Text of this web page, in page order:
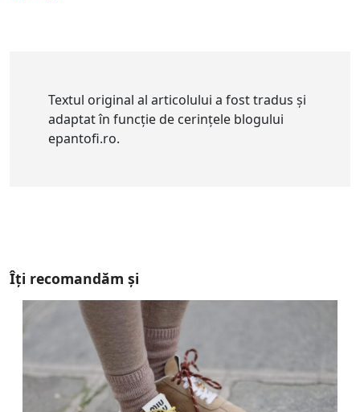
Textul original al articolului a fost tradus și
adaptat în funcție de cerințele blogului
epantofi.ro.
Îți recomandăm și